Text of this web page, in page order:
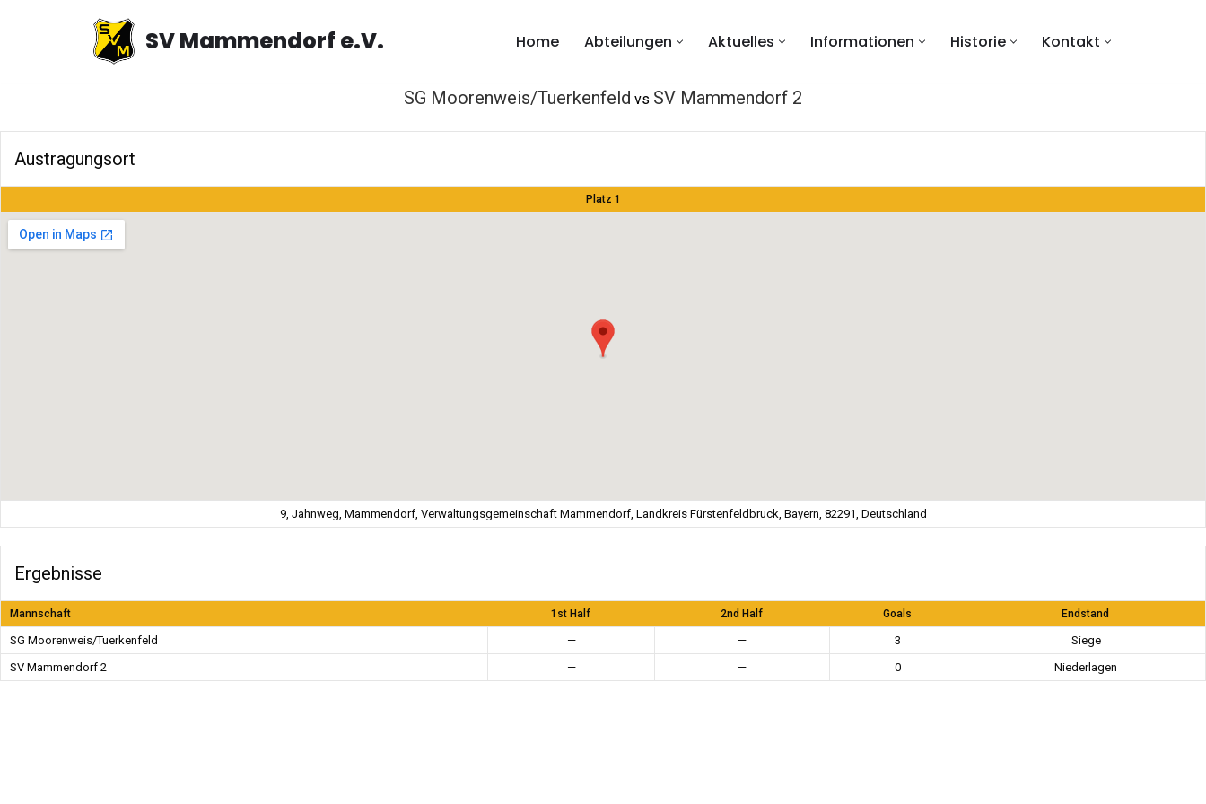
SV Mammendorf e.V. Home Abteilungen Aktuelles Informationen Historie Kontakt
SG Moorenweis/Tuerkenfeld vs SV Mammendorf 2
Austragungsort
Platz 1
9, Jahnweg, Mammendorf, Verwaltungsgemeinschaft Mammendorf, Landkreis Fürstenfeldbruck, Bayern, 82291, Deutschland
Ergebnisse
Mannschaft 1st Half 2nd Half Goals Endstand
SG Moorenweis/Tuerkenfeld — — 3
Siege
SV Mammendorf 2
— — 0 Niederlagen